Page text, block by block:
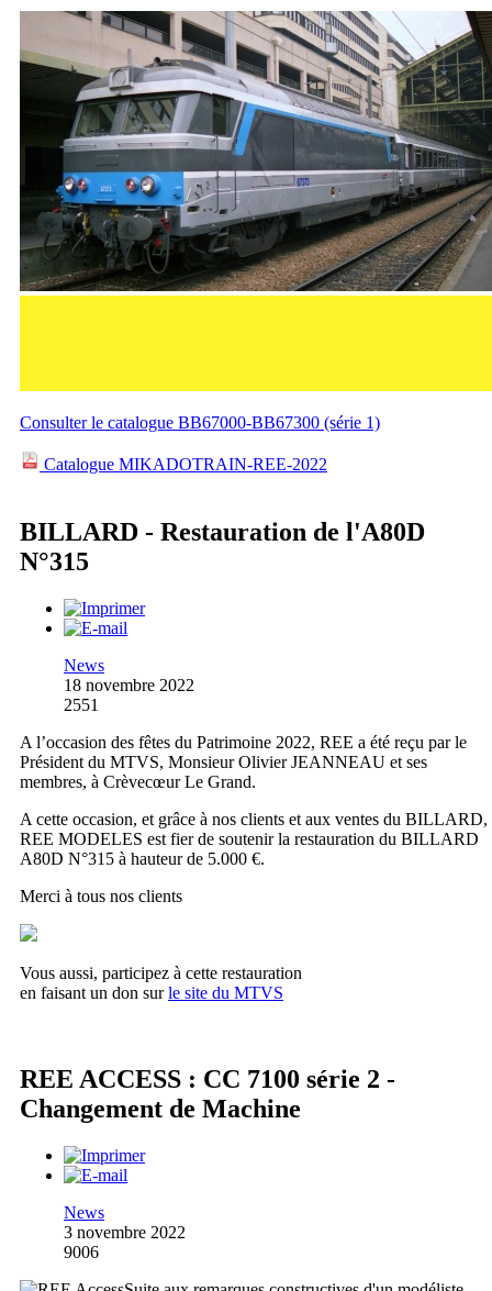
Consulter le catalogue BB67000-BB67300 (série 1)
Catalogue MIKADOTRAIN-REE-2022
BILLARD - Restauration de l'A80D
N°315
News
18 novembre 2022
2551
A l’occasion des fêtes du Patrimoine 2022, REE a été reçu par le
Président du MTVS, Monsieur Olivier JEANNEAU et ses
membres, à Crèvecœur Le Grand.
A cette occasion, et grâce à nos clients et aux ventes du BILLARD,
REE MODELES est fier de soutenir la restauration du BILLARD
A80D N°315 à hauteur de 5.000 €.
Merci à tous nos clients
Vous aussi, participez à cette restauration
en faisant un don surle site du MTVS
REE ACCESS : CC 7100 série 2 -
Changement de Machine
News
3 novembre 2022
9006